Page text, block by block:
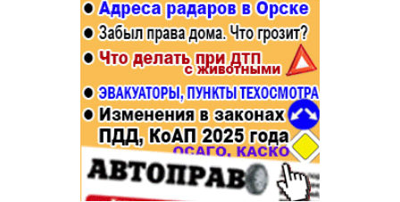
Авто и мото
Рестораны, кафе, бары
Спорт Фитнес
Недвижимость
Красота Косметология
Бизнес и финансы
Юристы, Экспертиза, Страхование
Ремонт
Социальные организации
Это интересно
Администрация